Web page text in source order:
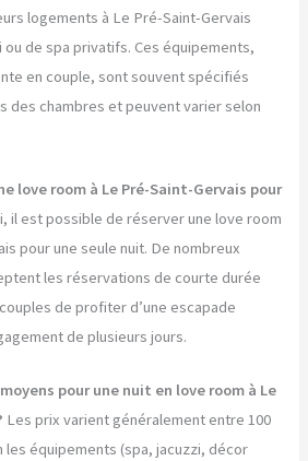
logements à Le Pré-Saint-Gervais
de spa privatifs. Ces équipements,
en couple, sont souvent spécifiés
des chambres et peuvent varier selon
love room à Le Pré-Saint-Gervais pour
il est possible de réserver une love room
pour une seule nuit. De nombreux
les réservations de courte durée
de profiter d’une escapade
de plusieurs jours.
pour une nuit en love room à Le
Les prix varient généralement entre 100
les équipements (spa, jacuzzi, décor